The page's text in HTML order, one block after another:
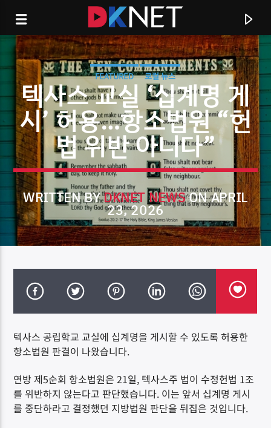
CURRENT TRACK
TITLE
DK NET Radio.co
FEATURED 로컬 뉴스
텍사스 교실 ‘십계명 게
시’ 허용…항소법원 “헌
법 위반 아니다”
WRITTEN BYDKNET NEWSON APRIL
23, 2026
텍사스 공립학교 교실에 십계명을 게시할 수 있도록 허용한
항소법원 판결이 나왔습니다.
연방 제5순회 항소법원은 21일, 텍사스주 법이 수정헌법 1조
를 위반하지 않는다고 판단했습니다. 이는 앞서 십계명 게시
를 중단하라고 결정했던 지방법원 판단을 뒤집은 것입니다.